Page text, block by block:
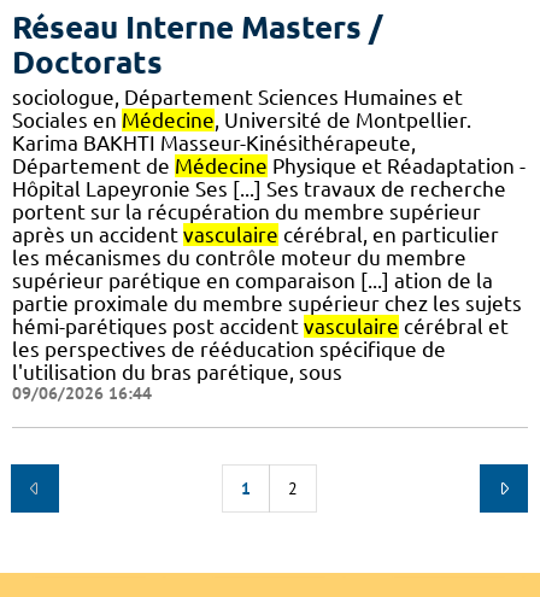
Réseau Interne Masters /
Doctorats
sociologue, Département Sciences Humaines et
Sociales en Médecine , Université de Montpellier.
Karima BAKHTI Masseur-Kinésithérapeute,
Département de Médecine Physique et Réadaptation -
Hôpital Lapeyronie Ses [...] Ses travaux de recherche
portent sur la récupération du membre supérieur
après un accident vasculaire cérébral, en particulier
les mécanismes du contrôle moteur du membre
supérieur parétique en comparaison [...] ation de la
partie proximale du membre supérieur chez les sujets
hémi-parétiques post accident vasculaire cérébral et
les perspectives de rééducation spécifique de
l'utilisation du bras parétique, sous
09/06/2026 16:44
1 2